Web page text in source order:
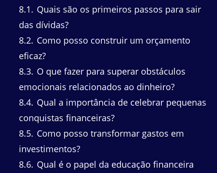
8.1
Quais são os primeiros passos para sair
das dívidas?
8.2 Como posso construir um orçamento
eficaz?
8.3 O que fazer para superar obstáculos
emocionais relacionados ao dinheiro?
8.4 Qual a importância de celebrar pequenas
conquistas financeiras?
8.5 Como posso transformar gastos em
investimentos?
8.6 Qual é o papel da educação financeira